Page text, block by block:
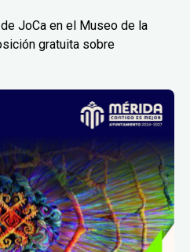
JoCa en el Museo de la
gratuita sobre